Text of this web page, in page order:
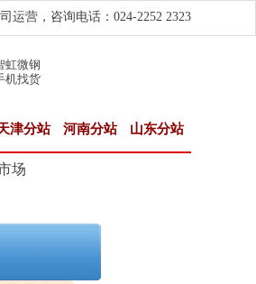
运营，咨询电话：024-2252 2323
虹微钢
机找货
津分站 河南分站 山东分站
场
光亮管|马氏体..
|